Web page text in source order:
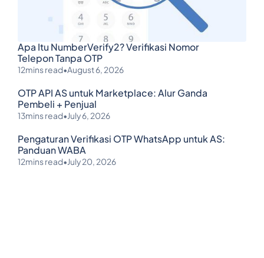
Apa Itu NumberVerify2? Verifikasi Nomor
Telepon Tanpa OTP
12mins read•August 6, 2026
OTP API AS untuk Marketplace: Alur Ganda
Pembeli + Penjual
13mins read•July 6, 2026
Pengaturan Verifikasi OTP WhatsApp untuk AS:
Panduan WABA
12mins read•July 20, 2026